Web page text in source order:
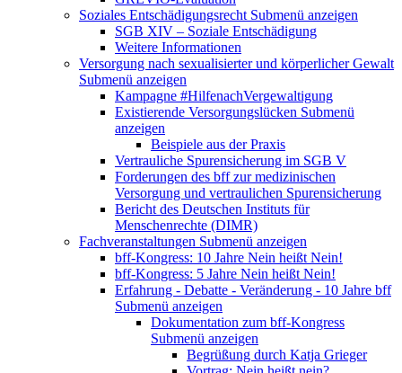
Soziales Entschädigungsrecht Submenü anzeigen
SGB XIV – Soziale Entschädigung
Weitere Informationen
Versorgung nach sexualisierter und körperlicher Gewalt
Submenü anzeigen
Kampagne #HilfenachVergewaltigung
Existierende Versorgungslücken Submenü
anzeigen
Beispiele aus der Praxis
Vertrauliche Spurensicherung im SGB V
Forderungen des bff zur medizinischen
Versorgung und vertraulichen Spurensicherung
Bericht des Deutschen Instituts für
Menschenrechte (DIMR)
Fachveranstaltungen Submenü anzeigen
bff-Kongress: 10 Jahre Nein heißt Nein!
bff-Kongress: 5 Jahre Nein heißt Nein!
Erfahrung - Debatte - Veränderung - 10 Jahre bff
Submenü anzeigen
Dokumentation zum bff-Kongress
Submenü anzeigen
Begrüßung durch Katja Grieger